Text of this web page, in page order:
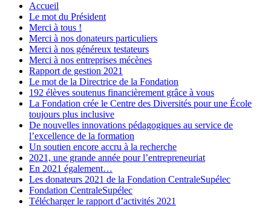
Accueil
Le mot du Président
Merci à tous !
Merci à nos donateurs particuliers
Merci à nos généreux testateurs
Merci à nos entreprises mécènes
Rapport de gestion 2021
Le mot de la Directrice de la Fondation
192 élèves soutenus financièrement grâce à vous
La Fondation crée le Centre des Diversités pour une École
toujours plus inclusive
De nouvelles innovations pédagogiques au service de
l’excellence de la formation
Un soutien encore accru à la recherche
2021, une grande année pour l’entrepreneuriat
En 2021 également…
Les donateurs 2021 de la Fondation CentraleSupélec
Fondation CentraleSupélec
Télécharger le rapport d’activités 2021